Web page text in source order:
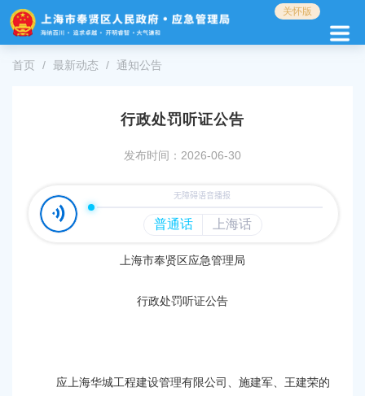
障
碍
关怀版
首页 最新动态 通知公告
行政处罚听证公告
发布时间：2026-06-30
上海市奉贤 区应急管理局
行政处罚听证公告
应上海华城工程建设管理有限公司、施建军、王建荣的